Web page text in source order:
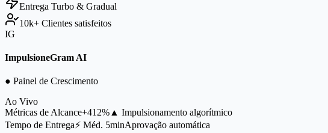
Entrega Turbo & Gradual
10k+ Clientes satisfeitos
IG
ImpulsioneGram AI
● Painel de Crescimento
Ao Vivo
Métricas de Alcance+412% ▲ Impulsionamento algorítmico
Tempo de Entrega⚡ Méd. 5minAprovação automática